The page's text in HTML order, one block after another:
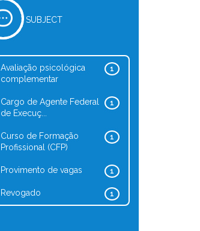
SUBJECT
1
Avaliação psicológica
complementar
1
Cargo de Agente Federal
de Execuç...
1
Curso de Formação
Profissional (CFP)
1
Provimento de vagas
1
Revogado